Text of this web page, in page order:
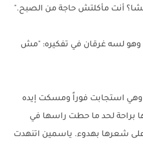
أنت مأكلتش حاجة من الصبح."
وهو لسه غرقان في تفكيره: "مش
وهي استجابت فوراً ومسكت إيده
براحة لحد ما حطت راسها في
شعرها بهدوء. ياسمين اتنهدت